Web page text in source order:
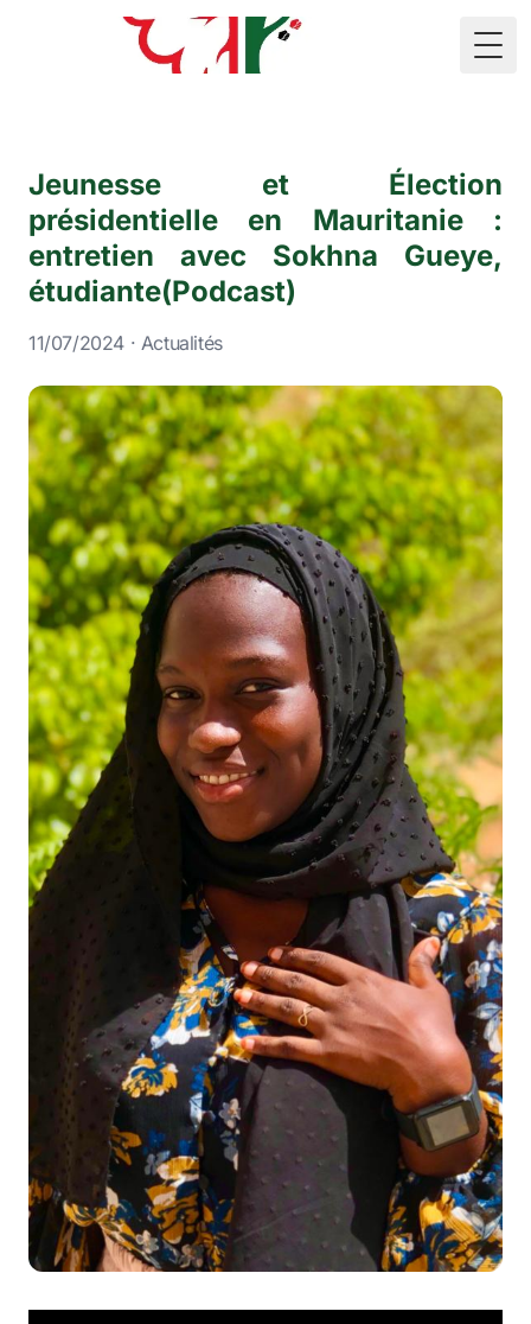
🇲🇷
Jeunesse et Élection
présidentielle en Mauritanie :
entretien avec Sokhna Gueye,
étudiante(Podcast)
11/07/2024 · Actualités